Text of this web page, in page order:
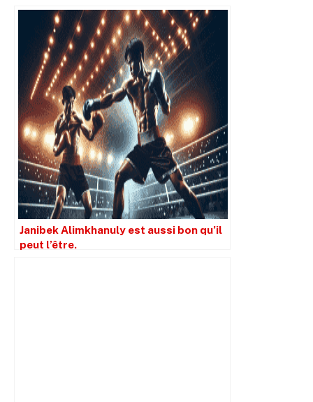
pour célébrer son retour au
Kazakhstan.
Janibek Alimkhanuly est aussi bon qu’il
peut l’être.